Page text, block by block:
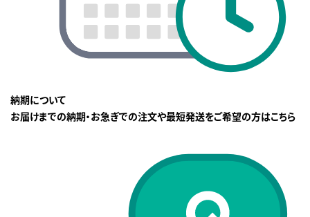
納期について
お届けまでの納期・お急ぎでの注文や最短発送をご希望の方はこちら